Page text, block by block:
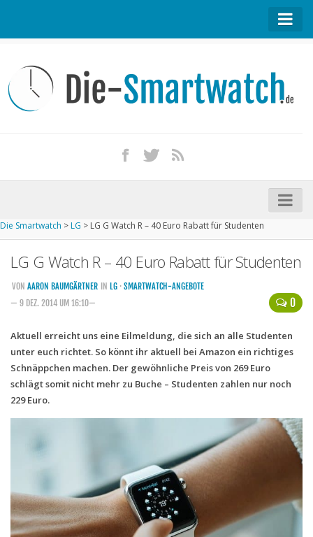
Kontakt / Tipp geben
Impressum
iPhone kaufen
Startseite
Aktuelle Smartwatches im Test
Kommende Smartwatches
Handytarife
BASE
Smartphonetarife
Smartphonetarife
Prepaid-Tarife
Datentarife
Flatrate-Prepaidtarife
Die Smartwatch >LG > LG G Watch R – 40 Euro Rabatt für Studenten
LG G Watch R – 40 Euro Rabatt für Studenten
0
VON AARON BAUMGÄRTNER IN LG · SMARTWATCH-ANGEBOTE
— 9 DEZ. 2014 UM 16:10—
Aktuell erreicht uns eine Eilmeldung, die sich an alle Studenten
unter euch richtet. So könnt ihr aktuell bei Amazon ein richtiges
Schnäppchen machen. Der gewöhnliche Preis von 269 Euro
schlägt somit nicht mehr zu Buche – Studenten zahlen nur noch
229 Euro.